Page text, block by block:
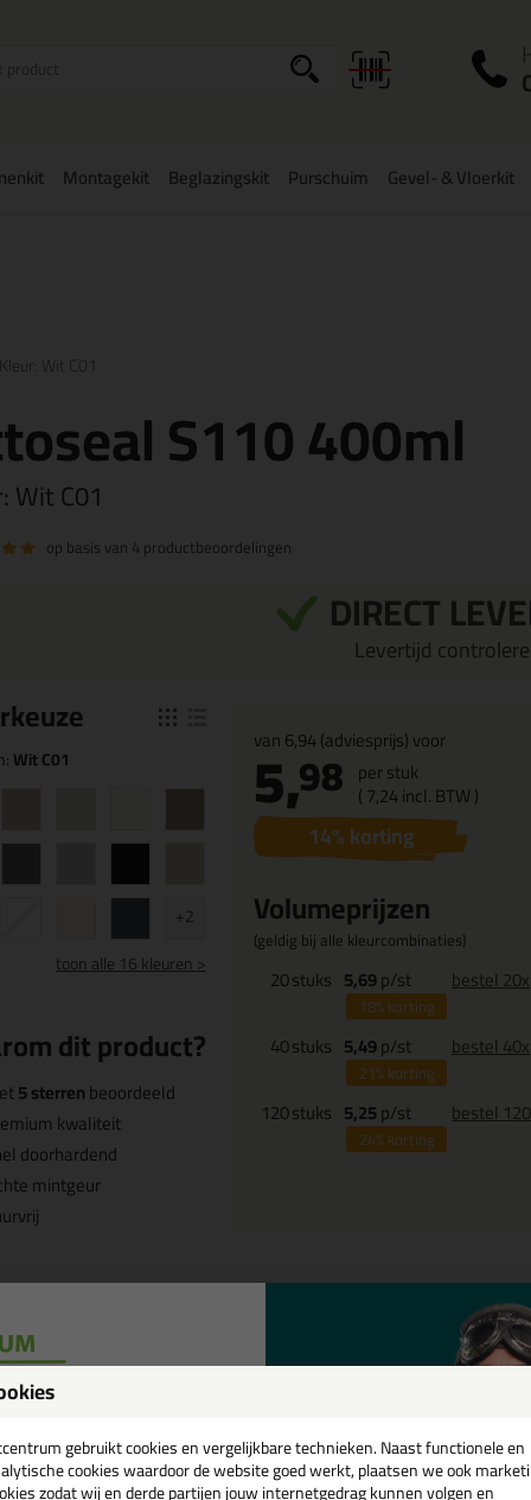
Montagekit Beglazingskit Purschuim Gevel- & Vloerkit
Kleur: Wit C01
S110 400ml
Wit C01
op basis van 4 productbeoordelingen
DIRECT
Levertijd
keuze
Wit C01
+2
toonalle 16 kleuren >
dit product?
5 sterrenbeoordeeld
kwaliteit
doorhardend
mintgeur
van6,94(adviesprijs) voor
5,98 per stuk
(7,24incl. BTW )
14% korting
Volumeprijzen
(geldig bij alle kleurcombinaties)
20stuks 5,69p/st
18%korting
bestel 20x
40stuks 5,49p/st
21%korting
bestel 40x
120stuks 5,25p/st
24%korting
bestel
Specificaties
S110 400ml in Wit C01
je kit in een specifieke kleur? Gevonden! Deze sanitairkit Ottoseal
toepassingen. Een duurzame en veelzijdige kit welke
met gegarandeerd een topresultaat. Bestel de Ottoseal S110
gebruikt cookies en vergelijkbare technieken. Naast functionele en
cookies waardoor de website goed werkt, plaatsen we ook
zodat wij en derde partijen jouw internetgedrag kunnen volgen en
💚